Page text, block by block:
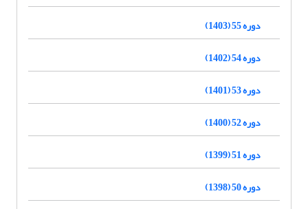
دوره 55 (1403)
دوره 54 (1402)
دوره 53 (1401)
دوره 52 (1400)
دوره 51 (1399)
دوره 50 (1398)